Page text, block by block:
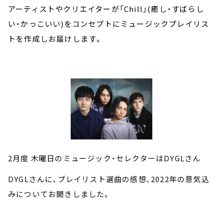
アーティストやクリエイターが「Chill」(癒し・すばらし
い・かっこいい)をコンセプトにミュージックプレイリス
トを作成しお届けします。
2月度 木曜日のミュージック・セレクターはDYGLさん
DYGLさんに、プレイリスト選曲の感想、 2022年の意気込
みについてお聞きしました。